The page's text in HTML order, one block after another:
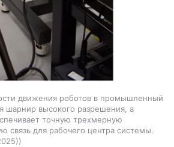
движения роботов в промышленный
шарнир высокого разрешения, а
точную трехмерную
связь для рабочего центра системы.